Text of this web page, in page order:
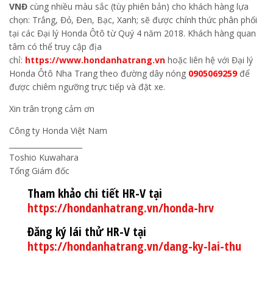
VNĐ cùng nhiều màu sắc (tùy phiên bản) cho khách hàng lựa
chọn: Trắng, Đỏ, Đen, Bạc, Xanh; sẽ được chính thức phân phối
tại các Đại lý Honda Ôtô từ Quý 4 năm 2018. Khách hàng quan
tâm có thể truy cập địa
chỉ: https://www.hondanhatrang.vn hoặc liên hệ với Đại lý
Honda Ôtô Nha Trang theo đường dây nóng 0905069259để
được chiêm ngưỡng trực tiếp và đặt xe.
Xin trân trọng cảm ơn
Công ty Honda Việt Nam
Toshio Kuwahara
Tổng Giám đốc
Tham khảo chi tiết HR-V tại
https://hondanhatrang.vn/honda-hrv
Đăng ký lái thử HR-V tại
https://hondanhatrang.vn/dang-ky-lai-thu